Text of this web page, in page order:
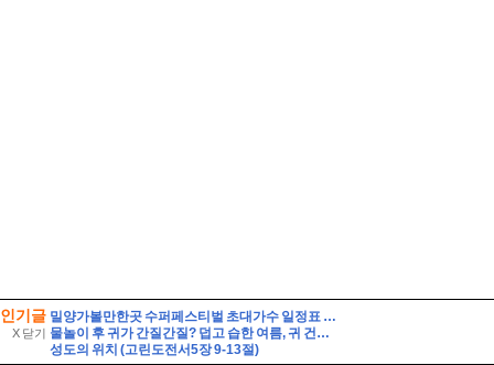
인기글
X 닫기
밀양가볼만한곳 수퍼페스티벌 초대가수 일정표 셔틀버스 주차장 여행
물놀이 후 귀가 간질간질? 덥고 습한 여름, 귀 건강 지키는 법
성도의 위치 (고린도전서5장 9-13절)